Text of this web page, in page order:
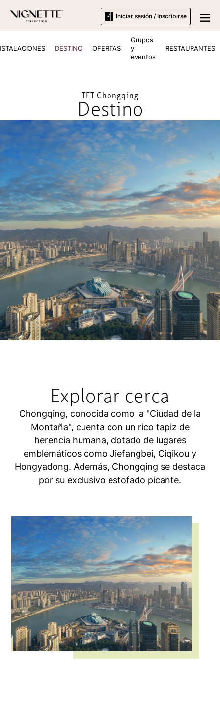
Iniciar sesión / Inscribirse
DESTINO OFERTAS
Grupos
y
eventos
RESTAURANTES
TFT Chongqing
Destino
Explorar cerca
Chongqing, conocida como la "Ciudad de la
Montaña", cuenta con un rico tapiz de
herencia humana, dotado de lugares
emblemáticos como Jiefangbei, Ciqikou y
Hongyadong. Además, Chongqing se destaca
por su exclusivo estofado picante.